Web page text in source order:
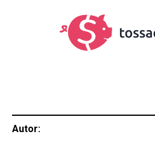
Autor: